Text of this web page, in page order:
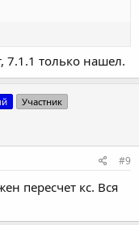
7.1.1 только нашел.
Участник
#9
пересчет кс. Вся